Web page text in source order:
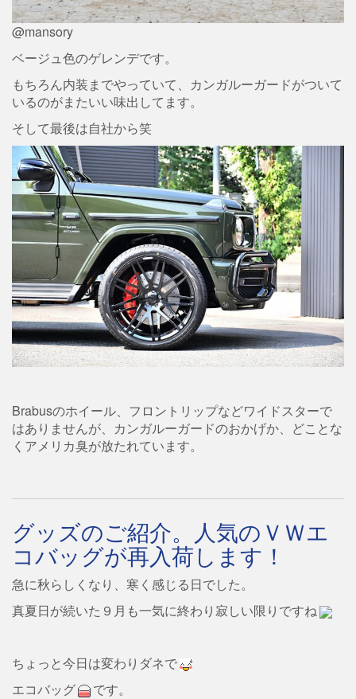
@mansory
ベージュ色のゲレンデです。
もちろん内装までやっていて、カンガルーガードがついて
いるのがまたいい味出してます。
そして最後は自社から笑
Brabusのホイール、フロントリップなどワイドスターで
はありませんが、カンガルーガードのおかげか、どことな
くアメリカ臭が放たれています。
グッズのご紹介。人気のＶＷエ
コバッグが再入荷します！
急に秋らしくなり、寒く感じる日でした。
真夏日が続いた９月も一気に終わり寂しい限りですね
ちょっと今日は変わりダネで
エコバッグ
です。